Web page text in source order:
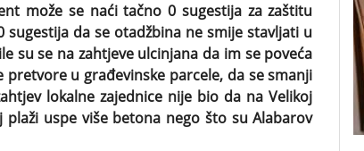
može se naći tačno 0 sugestija za zaštitu
da se otadžbina ne smije stavljati u
su se na zahtjeve ulcinjana da im se poveća
u građevinske parcele, da se smanji
lokalne zajednice nije bio da na Velikoj
uspe više betona nego što su Alabarov